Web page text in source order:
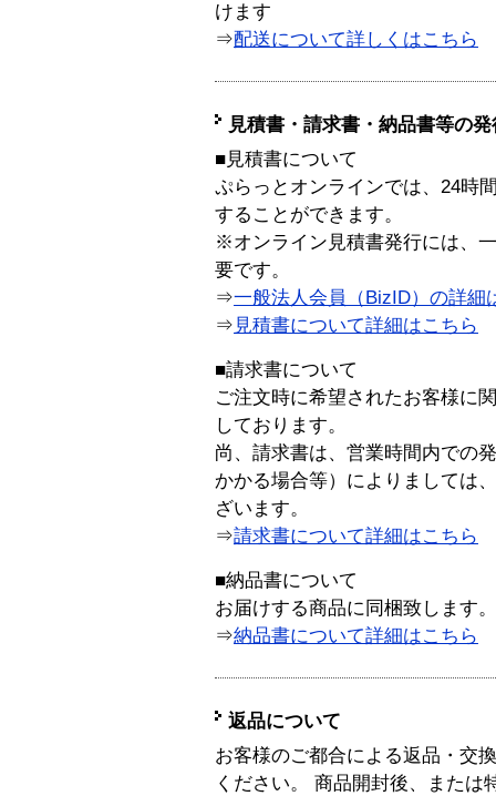
けます
⇒配送について詳しくはこちら
見積書・請求書・納品書等の
■見積書について
ぷらっとオンラインでは、24時
することができます。
※オンライン見積書発行には、
要です。
⇒一般法人会員（BizID）の詳細
⇒ 見積書について詳細はこちら
■請求書について
ご注文時に希望されたお客様に
しております。
尚、請求書は、営業時間内での
かかる場合等）によりましては
ざいます。
⇒請求書について詳細はこちら
■納品書について
お届けする商品に同梱致します。
⇒納品書について詳細はこちら
返品について
お客様のご都合による返品・交
ください。 商品開封後、または